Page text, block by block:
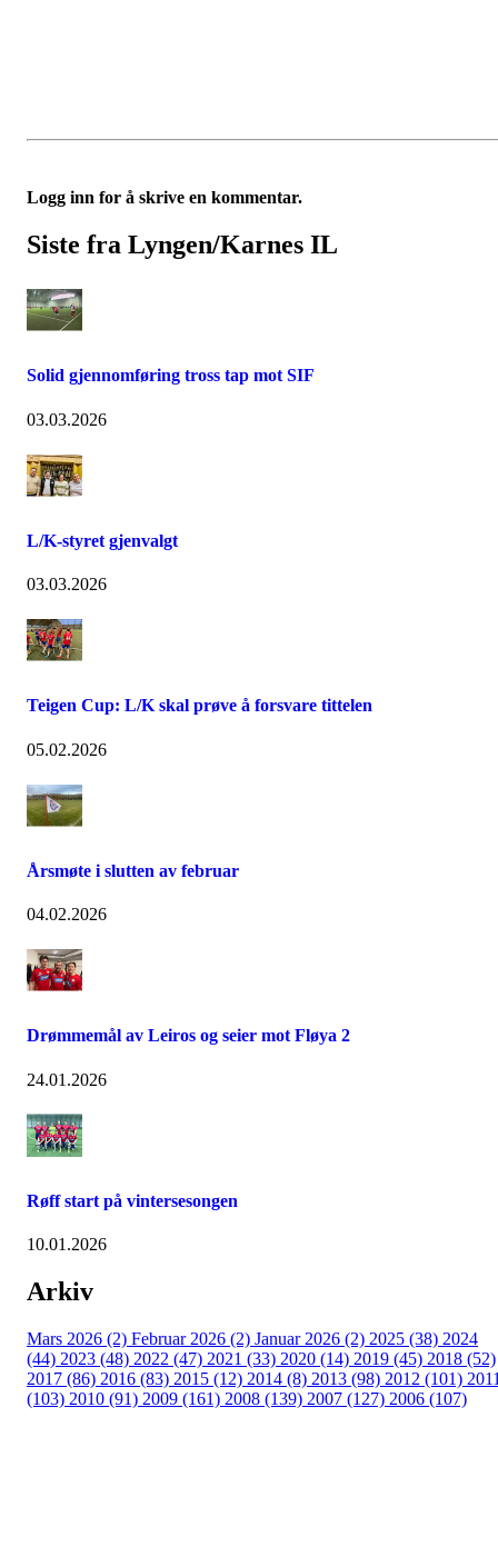
Logg inn for å skrive en kommentar.
Siste fra Lyngen/Karnes IL
Solid gjennomføring tross tap mot SIF
03.03.2026
L/K-styret gjenvalgt
03.03.2026
Teigen Cup: L/K skal prøve å forsvare tittelen
05.02.2026
Årsmøte i slutten av februar
04.02.2026
Drømmemål av Leiros og seier mot Fløya 2
24.01.2026
Røff start på vintersesongen
10.01.2026
Arkiv
Mars 2026 (2) Februar 2026 (2) Januar 2026 (2) 2025 (38) 2024
(44) 2023 (48) 2022 (47) 2021 (33) 2020 (14) 2019 (45) 2018 (52)
2017 (86) 2016 (83) 2015 (12) 2014 (8) 2013 (98) 2012 (101)
(103) 2010 (91) 2009 (161) 2008 (139) 2007 (127) 2006 (107)